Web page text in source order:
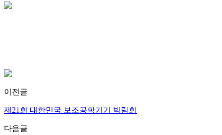
이전글
제21회 대한민국 보조공학기기 박람회
다음글